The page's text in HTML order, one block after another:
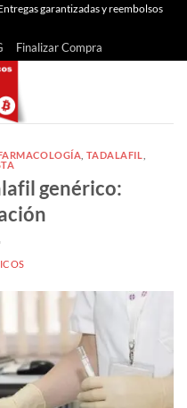
garantizadas y reembolsos
Finalizar Compra
TADALAFIL
genérico: